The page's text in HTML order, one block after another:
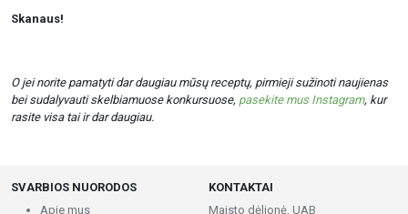
Skanaus!
O jei norite pamatyti dar daugiau mūsų receptų, pirmieji sužinoti naujienas
bei sudalyvauti skelbiamuose konkursuose, pasekite mus Instagram, kur
rasite visa tai ir dar daugiau.
SVARBIOS NUORODOS
Apie mus
KONTAKTAI
Maisto dėlionė, UAB